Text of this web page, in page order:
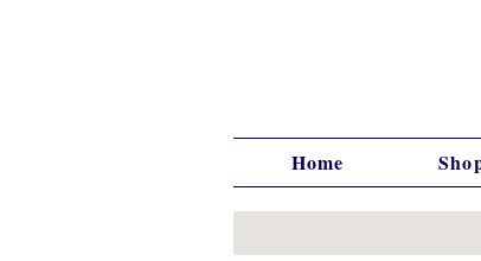
Home